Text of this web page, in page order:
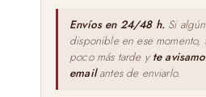
Envíos en 24/48 h. Si
disponible en ese momento,
poco más tarde y te
emailantes de enviarlo.